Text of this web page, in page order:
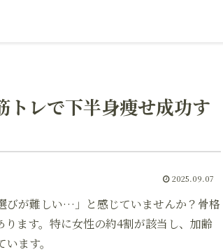
トレで下半身痩せ成功す
2025.09.07
びが難しい…」と感じていませんか？骨格
ります。特に女性の約4割が該当し、加齢
ます。